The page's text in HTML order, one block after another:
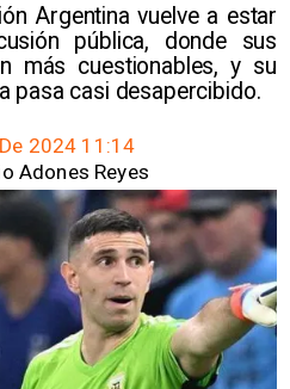
Argentina vuelve a estar
pública, donde sus
más cuestionables, y su
pasa casi desapercibido.
2024 11:14
Adones Reyes